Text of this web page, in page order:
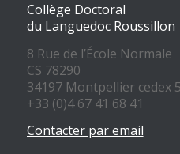
Collège Doctoral
du Languedoc Roussillon
8 Rue de l’École Normale
CS 78290
34197 Montpellier cedex 5
+33 (0)4 67 41 68 41
Contacter par email